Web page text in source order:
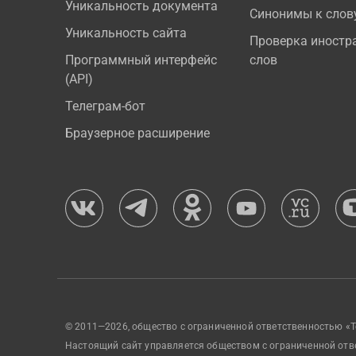
Уникальность документа
Уникальность сайта
Программный интерфейс
(API)
Телеграм-бот
Браузерное расширение
Синонимы к
Проверка
слов
© 2011—2026, общество с ограниченной ответственностью
Настоящий сайт управляется обществом с ограниченной